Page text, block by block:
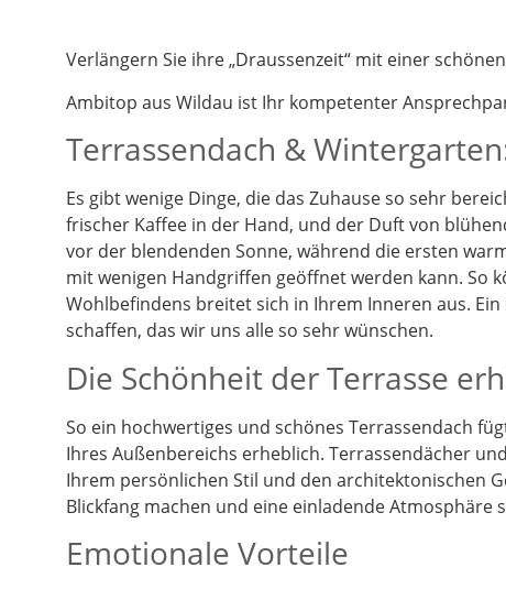
Verlängern Sie ihre „Draussenzeit“ mit einer
Ambitop aus Wildau ist Ihr kompetenter
Terrassendach &
Es gibt wenige Dinge, die das Zuhause so sehr
frischer Kaffee in der Hand, und der Duft von
vor der blendenden Sonne, während die ersten
mit wenigen Handgriffen geöffnet werden kann. So
Wohlbefindens breitet sich in Ihrem Inneren aus.
schaffen, das wir uns alle so sehr wünschen.
Die Schönheit der Terrasse
So ein hochwertiges und schönes Terrassendach
Ihres Außenbereichs erheblich. Terrassendächer
Ihrem persönlichen Stil und den architektonischen
Blickfang machen und eine einladende
Emotionale Vorteile